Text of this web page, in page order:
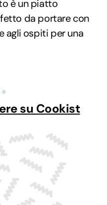
è un piatto
da portare con
agli ospiti per una
su Cookist